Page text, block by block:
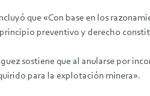
que «Con base en los
preventivo y derecho
sostiene que al anularse por
para la explotación minera».